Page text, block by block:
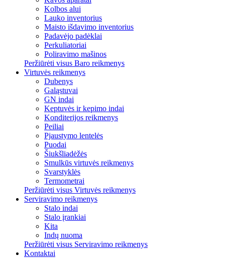
Kolbos alui
Lauko inventorius
Maisto išdavimo inventorius
Padavėjo padėklai
Perkuliatoriai
Poliravimo mašinos
Peržiūrėti visus Baro reikmenys
Virtuvės reikmenys
Dubenys
Galąstuvai
GN indai
Keptuvės ir kepimo indai
Konditerijos reikmenys
Peiliai
Pjaustymo lentelės
Puodai
Šiukšliadėžės
Smulkūs virtuvės reikmenys
Svarstyklės
Termometrai
Peržiūrėti visus Virtuvės reikmenys
Serviravimo reikmenys
Stalo indai
Stalo įrankiai
Kita
Indų nuoma
Peržiūrėti visus Serviravimo reikmenys
Kontaktai